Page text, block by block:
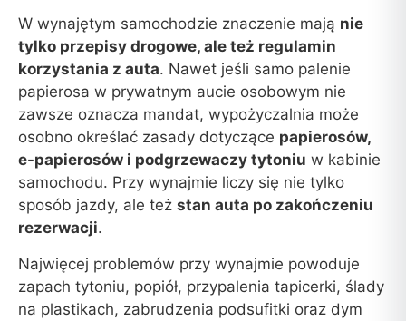
W wynajętym samochodzie znaczenie mają nie
tylko przepisy drogowe, ale też regulamin
korzystania z auta. Nawet jeśli samo palenie
papierosa w prywatnym aucie osobowym nie
zawsze oznacza mandat, wypożyczalnia może
osobno określać zasady dotyczące papierosów,
e-papierosów i podgrzewaczy tytoniu w kabinie
samochodu. Przy wynajmie liczy się nie tylko
sposób jazdy, ale też stan auta po zakończeniu
rezerwacji.
Najwięcej problemów przy wynajmie powoduje
zapach tytoniu, popiół, przypalenia tapicerki, ślady
na plastikach, zabrudzenia podsufitki oraz dym